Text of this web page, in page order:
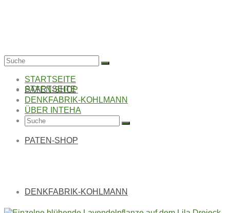
STARTSEITE
PATEN-SHOP
DENKFABRIK-KOHLMANN
Suche
STARTSEITE
PATEN-SHOP
DENKFABRIK-KOHLMANN
ÜBER INTEHA
Suche